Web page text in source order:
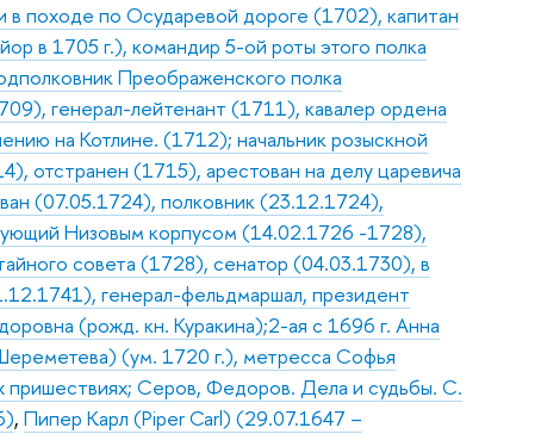
в походе по Осударевой дороге (1702), капитан
в 1705 г.), командир 5-ой роты этого полка
Преображенского полка
генерал-лейтенант (1711), кавалер ордена
на Котлине. (1712); начальник розыскной
отстранен (1715), арестован на делу царевича
(07.05.1724), полковник (23.12.1724),
Низовым корпусом (14.02.1726 -1728),
совета (1728), сенатор (04.03.1730), в
генерал-фельдмаршал, президент
(рожд. кн. Куракина);2-ая с 1696 г. Анна
(ум. 1720 г.), метресса Софья
пришествиях; Серов, Федоров. Дела и судьбы. С.
,Пипер Карл (Piper Carl) (29.07.1647 –